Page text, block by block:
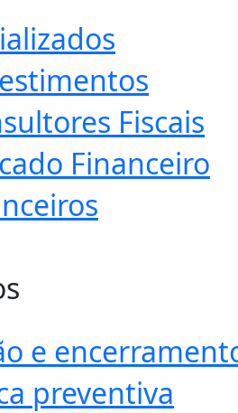
Fiscais
Financeiro
e
preventiva